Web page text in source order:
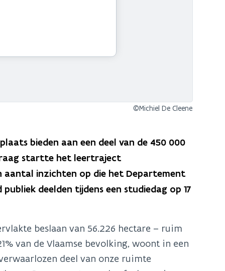
©Michiel De Cleene
bieden aan een deel van de 450 000
startte het leertraject
aantal inzichten op die het Departement
deelden tijdens een studiedag op 17
beslaan van 56.226 hectare – ruim
van de Vlaamse bevolking, woont in een
deel van onze ruimte